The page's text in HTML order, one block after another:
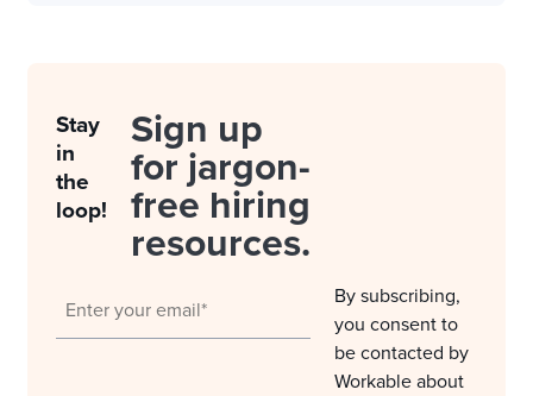
Stay
in
the
loop!
Sign up
for jargon-
free hiring
resources.
By subscribing,
you consent to
be contacted by
Workable about